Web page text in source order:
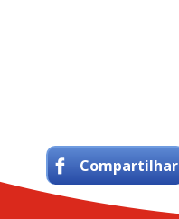
Compartilhar